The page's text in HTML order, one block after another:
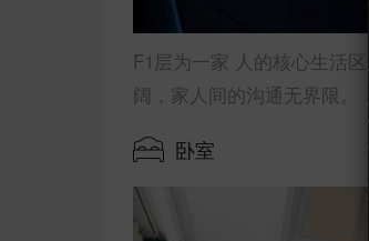
F1层为一家 人的核心生活
阔，家人间的沟通无界限。
卧室